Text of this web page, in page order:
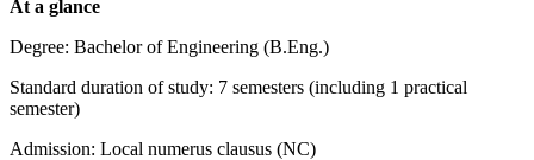
At a glance
Degree: Bachelor of Engineering (B.Eng.)
Standard duration of study: 7 semesters (including 1 practical
semester)
Admission: Local numerus clausus (NC)